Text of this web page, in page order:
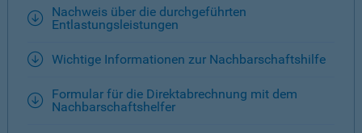
Nachweis über die durchgeführten
Entlastungsleistungen
Wichtige Informationen zur Nachbarschaftshilfe
Formular für die Direktabrechnung mit dem
Nachbarschaftshelfer